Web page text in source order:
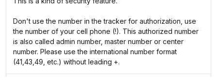
Don't use the number in the tracker for authorization, use
the number of your cell phone (!). This authorized number
is also called admin number, master number or center
number. Please use the international number format
(41,43,49, etc.) without leading +.